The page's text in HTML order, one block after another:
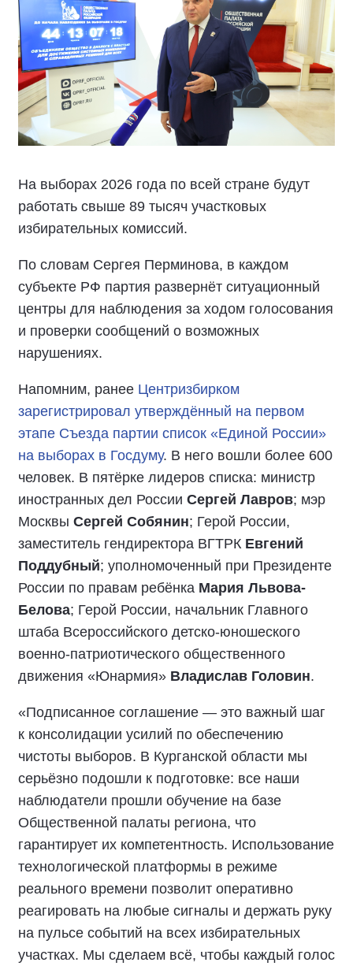
На выборах 2026 года по всей стране будут
работать свыше 89 тысяч участковых
избирательных комиссий.
По словам Сергея Перминова, в каждом
субъекте РФ партия развернёт ситуационный
центры для наблюдения за ходом голосования
и проверки сообщений о возможных
нарушениях.
Напомним, ранее Центризбирком
зарегистрировал утверждённый на первом
этапе Съезда партии список «Единой России»
на выборах в Госдуму. В него вошли более 600
человек. В пятёрке лидеров списка: министр
иностранных дел России Сергей Лавров; мэр
Москвы Сергей Собянин; Герой России,
заместитель гендиректора ВГТРК Евгений
Поддубный; уполномоченный при Президенте
России по правам ребёнка Мария Львова-
Белова; Герой России, начальник Главного
штаба Всероссийского детско-юношеского
военно-патриотического общественного
движения «Юнармия» Владислав Головин.
«Подписанное соглашение — это важный шаг
к консолидации усилий по обеспечению
чистоты выборов. В Курганской области мы
серьёзно подошли к подготовке: все наши
наблюдатели прошли обучение на базе
Общественной палаты региона, что
гарантирует их компетентность. Использование
технологической платформы в режиме
реального времени позволит оперативно
реагировать на любые сигналы и держать руку
на пульсе событий на всех избирательных
участках. Мы сделаем всё, чтобы каждый голос